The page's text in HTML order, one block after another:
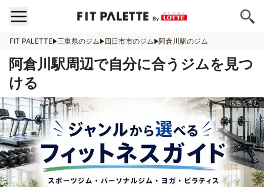
FIT PALETTE 三重県のジム 四日市市のジム 阿倉川駅のジム
阿倉川駅周辺で自分に合うジムを見つ
ける